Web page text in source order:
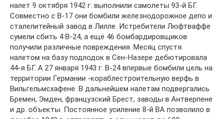
налет 9 октября 1942 г. выполнили самолеты 93-й БГ.
Совместно с В-17 они бомбили железнодорожное депо и
сталелитейный завод в Лилле. Истребители Люфтваффе
сумели сбить 4 В-24, а ещё 46 бомбардировщиков
получили различные повреждения. Месяц спустя
налетом на базу подлодок в Сен-Назере дебютировала
44-я БГ. А 27 января 1943 г. В-24 впервые бомбили цель на
территории Германии -кораблестроительную верфь в
Вильгельмсхафене. В дальнейшем налетам подвергались
Бремен, Эмден, французский Брест, заводы в Антверпене
и др. объекты. Постоянное усиление 8-й ВА позволило в